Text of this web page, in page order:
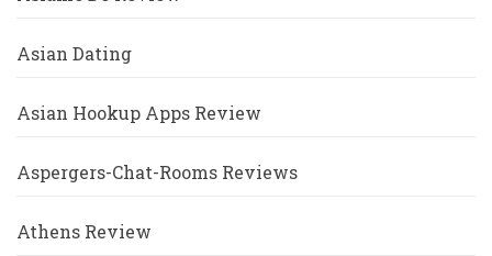
Asian Dating
Asian Hookup Apps Review
Aspergers-Chat-Rooms Reviews
Athens Review